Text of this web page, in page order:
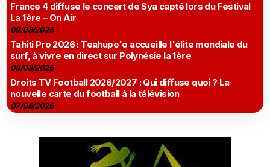
France 4 diffuse le concert de Sya capté lors du Festival
La 1ère – On Air
09/08/2026
Tahiti Pro 2026 : Teahupo'o accueille l'élite mondiale du
surf, à vivre en direct sur Polynésie la 1ère
08/08/2026
Droits TV Football 2026/2027 : Qui diffuse quoi ? La
nouvelle carte du football à la télévision
07/08/2026